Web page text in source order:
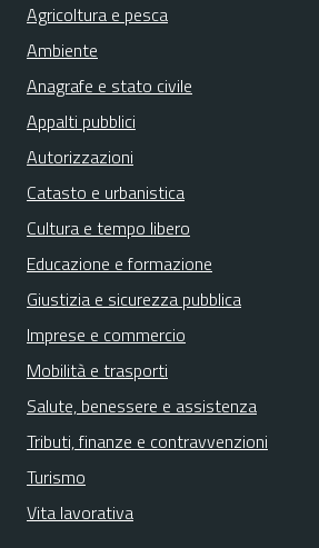
Agricoltura e pesca
Ambiente
Anagrafe e stato civile
Appalti pubblici
Autorizzazioni
Catasto e urbanistica
Cultura e tempo libero
Educazione e formazione
Giustizia e sicurezza pubblica
Imprese e commercio
Mobilità e trasporti
Salute, benessere e assistenza
Tributi, finanze e contravvenzioni
Turismo
Vita lavorativa